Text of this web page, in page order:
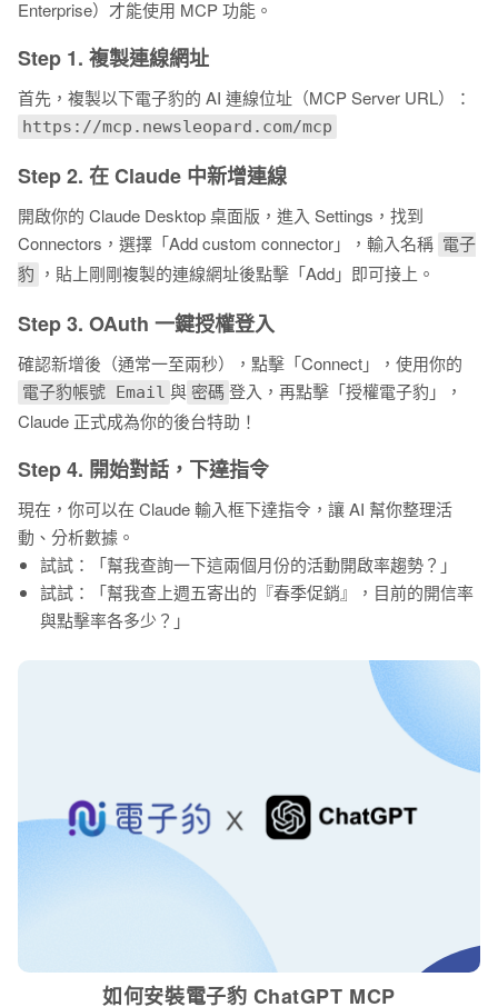
Enterprise）才能使用 MCP 功能。
Step 1. 複製連線網址
首先，複製以下電子豹的 AI 連線位址（MCP Server URL）：
https://mcp.newsleopard.com/mcp
Step 2. 在 Claude 中新增連線
開啟你的 Claude Desktop 桌面版，進入 Settings，找到
Connectors，選擇「Add custom connector」，輸入名稱 電子
豹
，貼上剛剛複製的連線網址後點擊「Add」即可接上。
Step 3. OAuth 一鍵授權登入
確認新增後（通常一至兩秒），點擊「Connect」，使用你的
電子豹帳號 Email 與 密碼 登入，再點擊「授權電子豹」，
Claude 正式成為你的後台特助！
Step 4. 開始對話，下達指令
現在，你可以在 Claude 輸入框下達指令，讓 AI 幫你整理活
動、分析數據。
試試：「幫我查詢一下這兩個月份的活動開啟率趨勢？」
試試：「幫我查上週五寄出的『春季促銷』，目前的開信率
與點擊率各多少？」
如何安裝電子豹 ChatGPT MCP